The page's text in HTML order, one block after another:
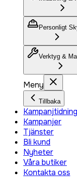
Personligt
Verktyg &
Meny
Tillbaka
Kampanjtidning
Kampanjer
Tjänster
Bli kund
Nyheter
Våra butiker
Kontakta oss